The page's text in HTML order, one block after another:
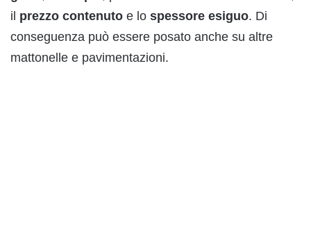
il prezzo contenuto e lo spessore esiguo. Di
conseguenza può essere posato anche su altre
mattonelle e pavimentazioni.